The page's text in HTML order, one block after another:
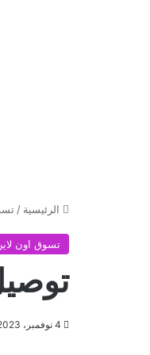
الرئيسية /
تسوق اون
4 نوفمبر، 2023